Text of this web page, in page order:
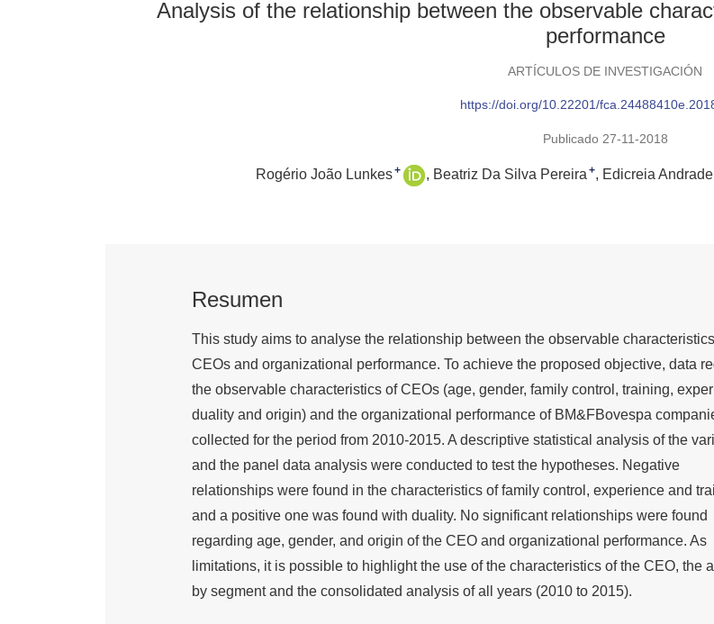
Analysis of the relationship between the observable
performance
ARTÍCULOS DE INVESTIGACIÓN
https://doi.org/10.22201/
Publicado 27-11-2018
Rogério João Lunkes+ Beatriz Da Silva Pereira + Edicreia
Resumen
This study aims to analyse the relationship between the observable
CEOs and organizational performance. To achieve the proposed objective, data
the observable characteristics of CEOs (age, gender, family control, training,
duality and origin) and the organizational performance of BM&FBovespa
collected for the period from 2010-2015. A descriptive statistical analysis of the
and the panel data analysis were conducted to test the hypotheses. Negative
relationships were found in the characteristics of family control, experience and
and a positive one was found with duality. No significant relationships were found
regarding age, gender, and origin of the CEO and organizational performance. As
limitations, it is possible to highlight the use of the characteristics of the CEO, the
by segment and the consolidated analysis of all years (2010 to 2015).